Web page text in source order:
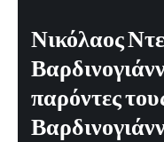
Νικόλαος
παρόντες